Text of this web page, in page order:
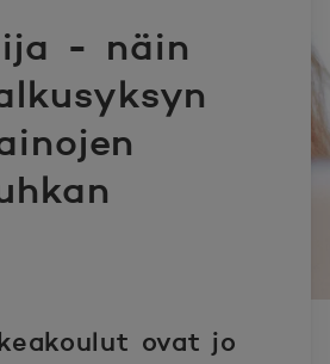
- näin
ovat jo